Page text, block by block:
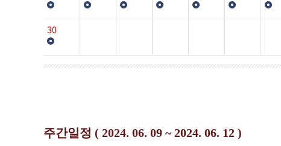
30
주간일정 ( 2024. 06. 09 ~ 2024. 06. 12 )